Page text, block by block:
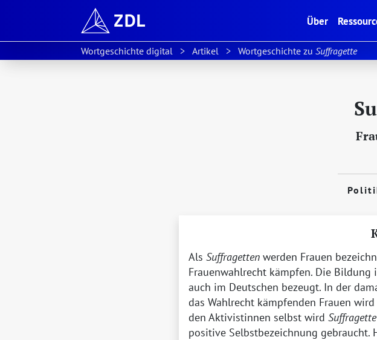
Über(current)
Wortgeschichte digital Artikel Wortgeschichte zuSuffragette
Als Suffragetten werden Frauen
Frauenwahlrecht kämpfen. Die
auch im Deutschen bezeugt. In der
das Wahlrecht kämpfenden Frauen
den Aktivistinnen selbst wird Suffragette
positive Selbstbezeichnung